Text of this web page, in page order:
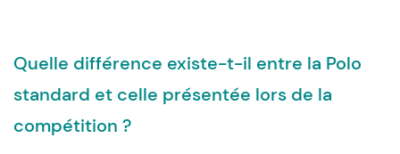
Quelle différence existe-t-il entre la Polo
standard et celle présentée lors de la
compétition ?